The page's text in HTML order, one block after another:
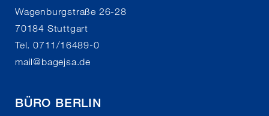
Wagenburgstraße 26-28
70184 Stuttgart
Tel. 0711/16489-0
mail@bagejsa.de
BÜRO BERLIN